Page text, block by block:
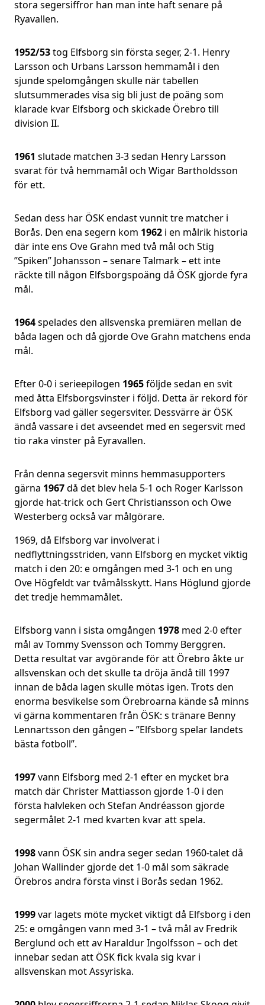
stora segersiffror han man inte haft senare på
Ryavallen.
1952/53tog Elfsborg sin första seger, 2-1. Henry
Larsson och Urbans Larsson hemmamål i den
sjunde spelomgången skulle när tabellen
slutsummerades visa sig bli just de poäng som
klarade kvar Elfsborg och skickade Örebro till
division II.
1961 slutade matchen 3-3 sedan Henry Larsson
svarat för två hemmamål och Wigar Bartholdsson
för ett.
Sedan dess har ÖSK endast vunnit tre matcher i
Borås. Den ena segern kom 1962 i en målrik historia
där inte ens Ove Grahn med två mål och Stig
”Spiken” Johansson – senare Talmark – ett inte
räckte till någon Elfsborgspoäng då ÖSK gjorde fyra
mål.
1964spelades den allsvenska premiären mellan de
båda lagen och då gjorde Ove Grahn matchens enda
mål.
Efter 0-0 i serieepilogen 1965följde sedan en svit
med åtta Elfsborgsvinster i följd. Detta är rekord för
Elfsborg vad gäller segersviter. Dessvärre är ÖSK
ändå vassare i det avseendet med en segersvit med
tio raka vinster på Eyravallen.
Från denna segersvit minns hemmasupporters
gärna 1967då det blev hela 5-1 och Roger Karlsson
gjorde hat-trick och Gert Christiansson och Owe
Westerberg också var målgörare.
1969, då Elfsborg var involverat i
nedflyttningsstriden, vann Elfsborg en mycket viktig
match i den 20: e omgången med 3-1 och en ung
Ove Högfeldt var tvåmålsskytt. Hans Höglund gjorde
det tredje hemmamålet.
Elfsborg vann i sista omgången 1978 med 2-0 efter
mål av Tommy Svensson och Tommy Berggren.
Detta resultat var avgörande för att Örebro åkte ur
allsvenskan och det skulle ta dröja ändå till 1997
innan de båda lagen skulle mötas igen. Trots den
enorma besvikelse som Örebroarna kände så minns
vi gärna kommentaren från ÖSK: s tränare Benny
Lennartsson den gången – ”Elfsborg spelar landets
bästa fotboll”.
1997vann Elfsborg med 2-1 efter en mycket bra
match där Christer Mattiasson gjorde 1-0 i den
första halvleken och Stefan Andréasson gjorde
segermålet 2-1 med kvarten kvar att spela.
1998vann ÖSK sin andra seger sedan 1960-talet då
Johan Wallinder gjorde det 1-0 mål som säkrade
Örebros andra första vinst i Borås sedan 1962.
1999var lagets möte mycket viktigt då Elfsborg i den
25: e omgången vann med 3-1 – två mål av Fredrik
Berglund och ett av Haraldur Ingolfsson – och det
innebar sedan att ÖSK fick kvala sig kvar i
allsvenskan mot Assyriska.